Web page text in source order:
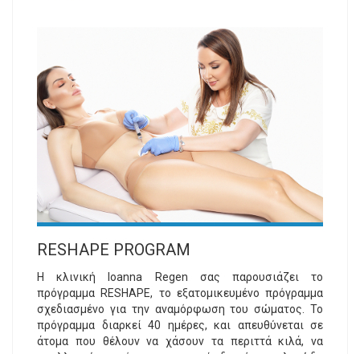
RESHAPE PROGRAM
Η κλινική Ioanna Regen σας παρουσιάζει το
πρόγραμμα RESHAPE, το εξατομικευμένο πρόγραμμα
σχεδιασμένο για την αναμόρφωση του σώματος. Το
πρόγραμμα διαρκεί 40 ημέρες, και απευθύνεται σε
άτομα που θέλουν να χάσουν τα περιττά κιλά, να